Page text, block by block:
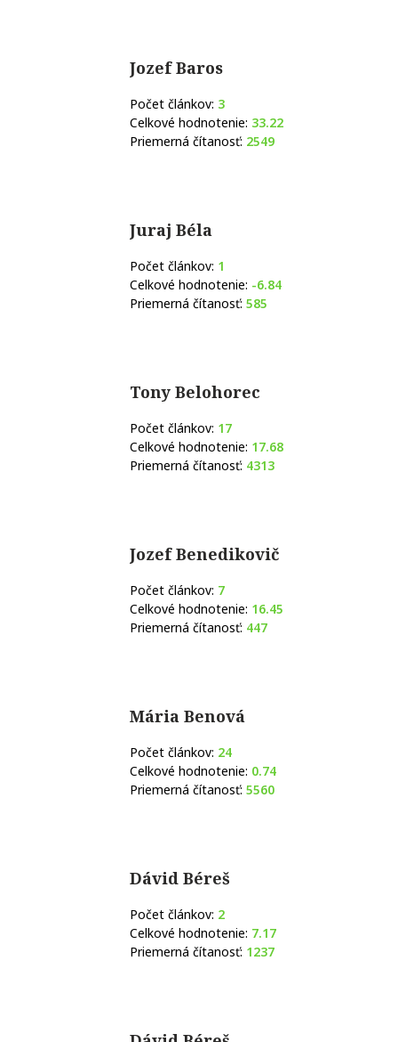
Jozef Baros
Počet článkov: 3
Celkové hodnotenie: 33.22
Priemerná čítanosť: 2549
Juraj Béla
Počet článkov: 1
Celkové hodnotenie: -6.84
Priemerná čítanosť: 585
Tony Belohorec
Počet článkov: 17
Celkové hodnotenie: 17.68
Priemerná čítanosť: 4313
Jozef Benedikovič
Počet článkov: 7
Celkové hodnotenie: 16.45
Priemerná čítanosť: 447
Mária Benová
Počet článkov: 24
Celkové hodnotenie: 0.74
Priemerná čítanosť: 5560
Dávid Béreš
Počet článkov: 2
Celkové hodnotenie: 7.17
Priemerná čítanosť: 1237